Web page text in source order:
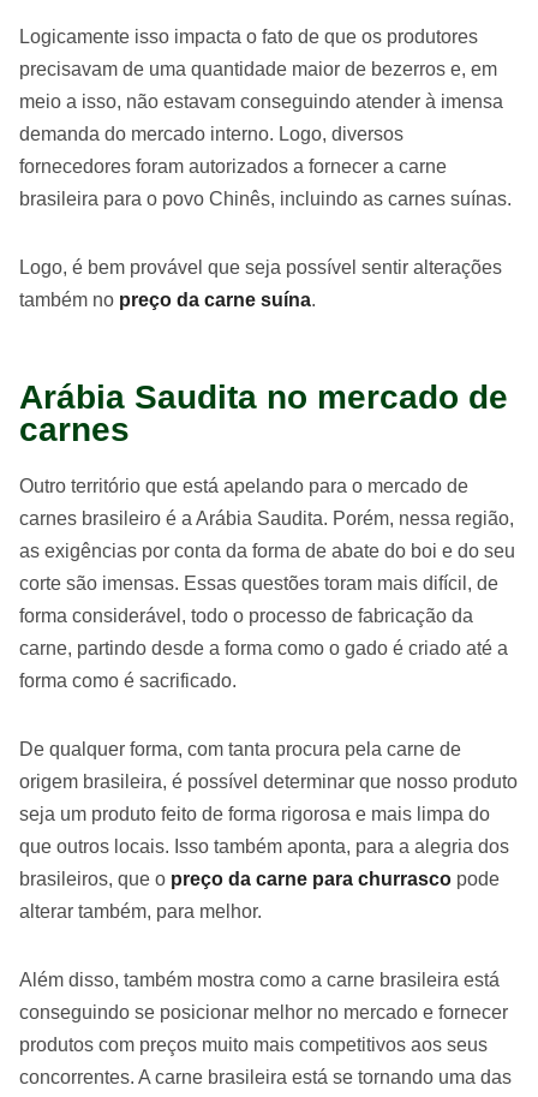
Logicamente isso impacta o fato de que os produtores
precisavam de uma quantidade maior de bezerros e, em
meio a isso, não estavam conseguindo atender à imensa
demanda do mercado interno. Logo, diversos
fornecedores foram autorizados a fornecer a carne
brasileira para o povo Chinês, incluindo as carnes suínas.
Logo, é bem provável que seja possível sentir alterações
também no preço da carne suína.
Arábia Saudita no mercado de
carnes
Outro território que está apelando para o mercado de
carnes brasileiro é a Arábia Saudita. Porém, nessa região,
as exigências por conta da forma de abate do boi e do seu
corte são imensas. Essas questões toram mais difícil, de
forma considerável, todo o processo de fabricação da
carne, partindo desde a forma como o gado é criado até a
forma como é sacrificado.
De qualquer forma, com tanta procura pela carne de
origem brasileira, é possível determinar que nosso produto
seja um produto feito de forma rigorosa e mais limpa do
que outros locais. Isso também aponta, para a alegria dos
brasileiros, que o preço da carne para churrasco pode
alterar também, para melhor.
Além disso, também mostra como a carne brasileira está
conseguindo se posicionar melhor no mercado e fornecer
produtos com preços muito mais competitivos aos seus
concorrentes. A carne brasileira está se tornando uma das